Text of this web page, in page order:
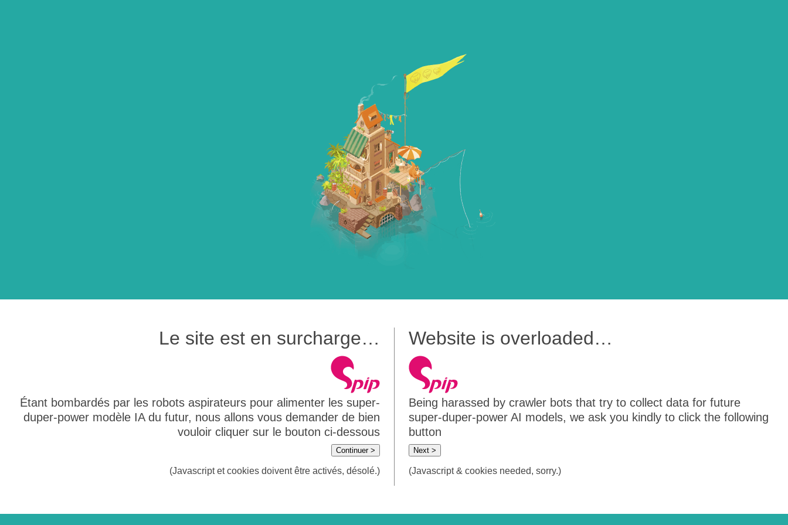
Le site est en surcharge…
Étant bombardés par les robots aspirateurs pour alimenter les super-
duper-power modèle IA du futur, nous allons vous demander de bien
vouloir cliquer sur le bouton ci-dessous
Continuer >
(Javascript et cookies doivent être activés, désolé.)
Website is overloaded…
Being harassed by crawler bots that try to collect data for future
super-duper-power AI models, we ask you kindly to click the following
button
Next >
(Javascript & cookies needed, sorry.)